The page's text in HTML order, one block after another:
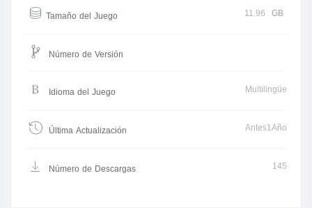
Tamaño del Juego 11.96 GB
Número de Versión
Idioma del Juego Multilingüe
Última Actualización Antes1Año
Número de Descargas 145